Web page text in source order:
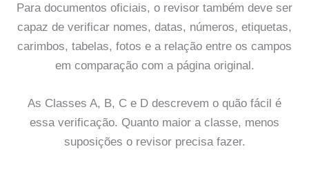
Para documentos oficiais, o revisor também deve ser
capaz de verificar nomes, datas, números, etiquetas,
carimbos, tabelas, fotos e a relação entre os campos
em comparação com a página original.
As Classes A, B, C e D descrevem o quão fácil é
essa verificação. Quanto maior a classe, menos
suposições o revisor precisa fazer.